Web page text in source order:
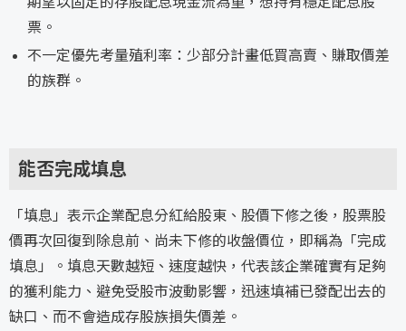
票。
不一定優先考量殖利率：少部分計畫低買高賣、賺取價差
的族群。
能否完成填息
「填息」表示企業配息分紅給股東、股價下修之後，股票股
價再次回復到除息前、尚未下修的收盤價位，即稱為「完成
填息」。填息天數越短、速度越快，代表該企業確實有足夠
的獲利能力、避免受股市波動影響，迅速填補已發配出去的
缺口、而不會造成存股族損失價差。